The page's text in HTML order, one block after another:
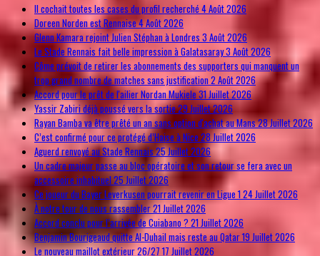
Il cochait toutes les cases du profil recherché4 Août 2026
Doreen Norden est Rennaise4 Août 2026
Glenn Kamara rejoint Julien Stéphan à Londres 3 Août 2026
Le Stade Rennais fait belle impression à Galatasaray3 Août 2026
Côme prévoit de retirer les abonnements des supporters qui manquent un
trop grand nombre de matches sans justification 2 Août 2026
Accord pour le prêt de l'ailier Nordan Mukiele31 Juillet 2026
Yassir Zabiri déjà poussé vers la sortie29 Juillet 2026
Rayan Bamba va être prêté un an sans option d'achat au Mans28 Juillet 2026
C’est confirmé pour ce protégé d’Haise à Nice 28 Juillet 2026
Aguerd renvoyé au Stade Rennais25 Juillet 2026
Un cadre majeur passe au bloc opératoire et son retour se fera avec un
accessoire inhabituel25 Juillet 2026
Ce joueur du Bayer Leverkusen pourrait revenir en Ligue 124 Juillet 2026
À notre tour de nous rassembler21 Juillet 2026
Accord conclu pour l’arrivée de Cuiabano ? 21 Juillet 2026
Benjamin Bourigeaud quitte Al-Duhail mais reste au Qatar19 Juillet 2026
Le nouveau maillot extérieur 26/2717 Juillet 2026